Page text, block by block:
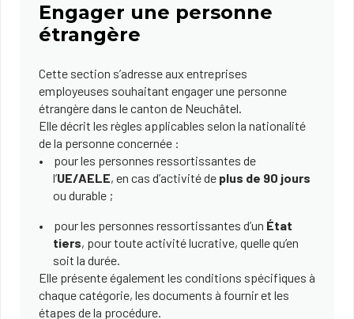
Engager une personne
étrangère
Cette section s’adresse aux entreprises
employeuses souhaitant engager une personne
étrangère dans le canton de Neuchâtel.
Elle décrit les règles applicables selon la nationalité
de la personne concernée :
pour les personnes ressortissantes de
l’UE/AELE, en cas d’activité de plus de 90 jours
ou durable ;
pour les personnes ressortissantes d’un État
tiers, pour toute activité lucrative, quelle qu’en
soit la durée.
Elle présente également les conditions spécifiques à
chaque catégorie, les documents à fournir et les
étapes de la procédure.